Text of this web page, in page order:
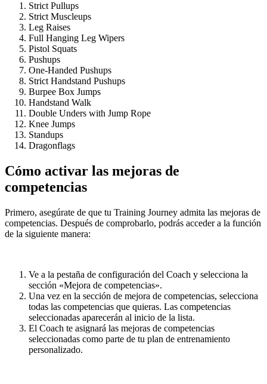
Strict Pullups
Strict Muscleups
Leg Raises
Full Hanging Leg Wipers
Pistol Squats
Pushups
One-Handed Pushups
Strict Handstand Pushups
Burpee Box Jumps
Handstand Walk
Double Unders with Jump Rope
Knee Jumps
Standups
Dragonflags
Cómo activar las mejoras de
competencias
Primero, asegúrate de que tu Training Journey admita las mejoras de
competencias. Después de comprobarlo, podrás acceder a la función
de la siguiente manera:
Ve a la pestaña de configuración del Coach y selecciona la
sección «Mejora de competencias».
Una vez en la sección de mejora de competencias, selecciona
todas las competencias que quieras. Las competencias
seleccionadas aparecerán al inicio de la lista.
El Coach te asignará las mejoras de competencias
seleccionadas como parte de tu plan de entrenamiento
personalizado.